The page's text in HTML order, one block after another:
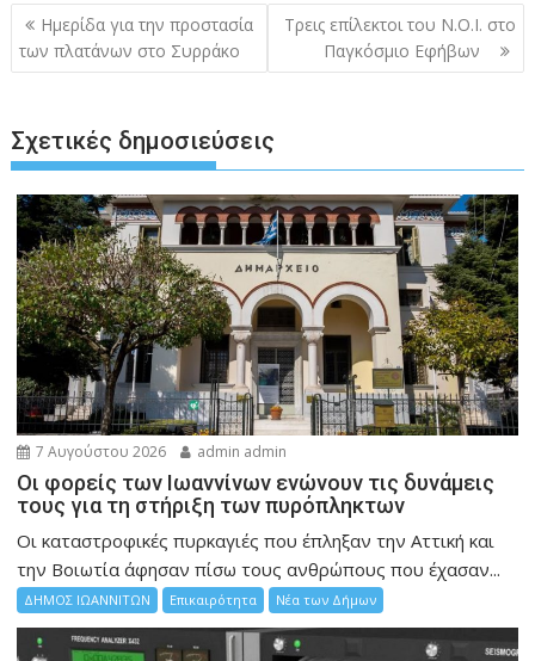
Πλοήγηση
άρθρων
Ημερίδα για την προστασία
των πλατάνων στο Συρράκο
Tρεις επίλεκτοι του Ν.Ο.Ι. στο
Παγκόσμιο Εφήβων
Σχετικές δημοσιεύσεις
7 Αυγούστου 2026 admin admin
Οι φορείς των Ιωαννίνων ενώνουν τις δυνάμεις
τους για τη στήριξη των πυρόπληκτων
Οι καταστροφικές πυρκαγιές που έπληξαν την Αττική και
την Bοιωτία άφησαν πίσω τους ανθρώπους που έχασαν...
ΔΗΜΟΣ ΙΩΑΝΝΙΤΩΝ Επικαιρότητα Νέα των Δήμων